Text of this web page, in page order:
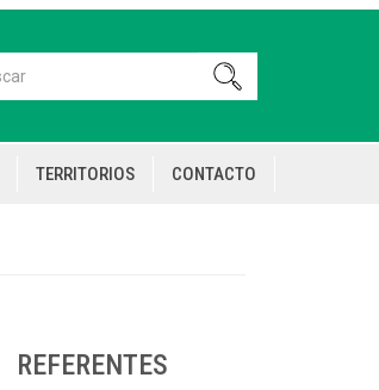
Buscar
TERRITORIOS CONTACTO
REFERENTES